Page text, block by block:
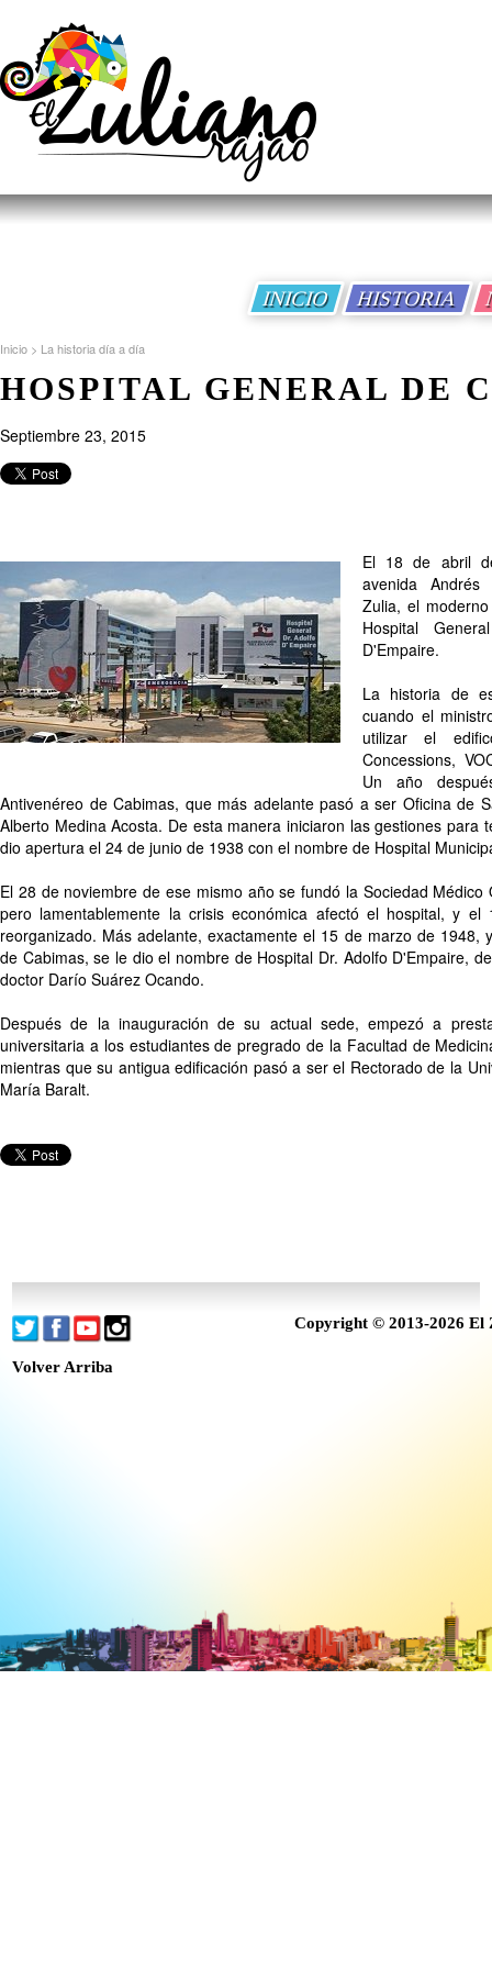
INICIO HISTORIA
HOSPITAL GENERAL DE
Inicio > La historia día a día
Septiembre 23, 2015
El 18 de abril
avenida
Zulia, el
Hospital
D'Empaire.
La historia de
cuando el
utilizar el
Concessions,
Un año
Antivenéreo de Cabimas, que más adelante pasó a ser Oficina de
Alberto Medina Acosta. De esta manera iniciaron las gestiones para
dio apertura el 24 de junio de 1938 con el nombre de Hospital
El 28 de noviembre de ese mismo año se fundó la Sociedad Médico
pero lamentablemente la crisis económica afectó el hospital, y
reorganizado. Más adelante, exactamente el 15 de marzo de 1948,
de Cabimas, se le dio el nombre de Hospital Dr. Adolfo D'Empaire,
doctor Darío Suárez Ocando.
Después de la inauguración de su actual sede, empezó a
universitaria a los estudiantes de pregrado de la Facultad de
mientras que su antigua edificación pasó a ser el Rectorado de la
María Baralt.
Copyright © 2013-2026 El
Volver Arriba